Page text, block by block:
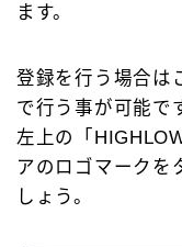
ます。
登録を行う場合は
で行う事が可能で
左上の「
アのロゴマークを
しょう。